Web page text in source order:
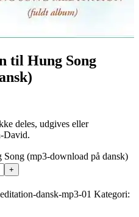
til Hung Song
deles, udgives eller
David.
(mp3-download på dansk)
dansk-mp3-01 Kategori: